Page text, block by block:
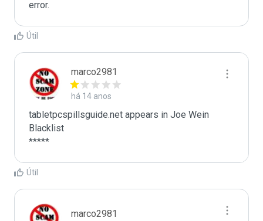
error.
Útil
marco2981
há 14 anos
tabletpcspillsguide.net appears in Joe Wein
Blacklist
*****
Útil
marco2981